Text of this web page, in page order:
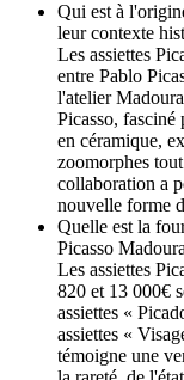
Qui est à
leur contexte
Les assiettes
entre Pablo
l'atelier
Picasso, fasciné
en céramique,
zoomorphes
collaboration a
nouvelle forme
Quelle est la
Picasso
Les assiettes
820 et 13 000€
assiettes «
assiettes «
témoigne une